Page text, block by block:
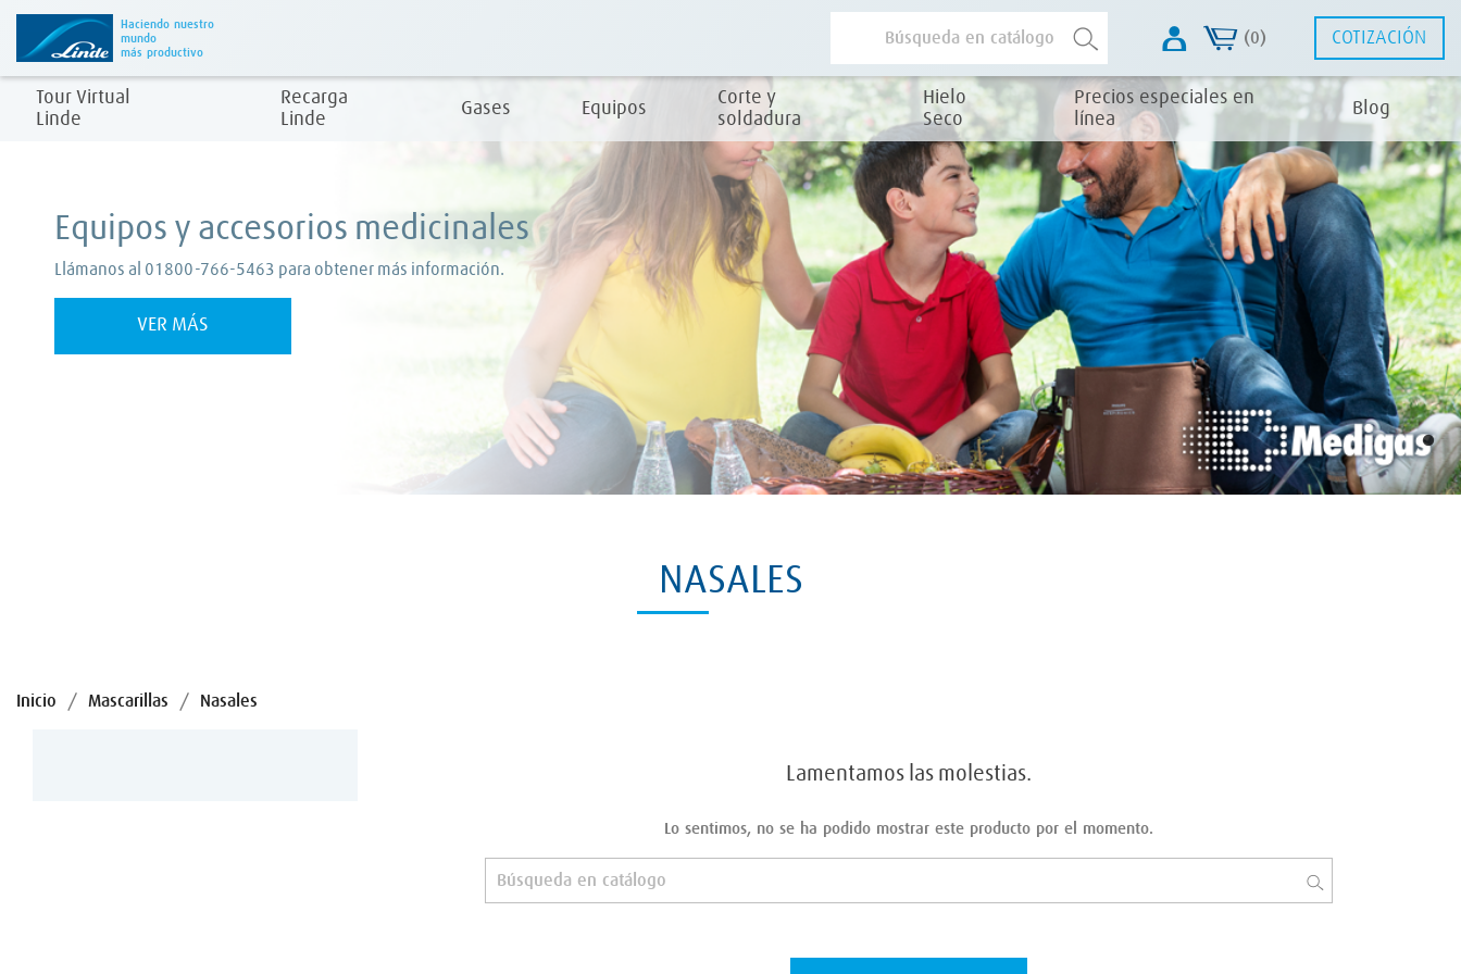
Haciendo nuestro
mundo
más productivo
(0) COTIZACIÓN
Tour Virtual
Linde
Recarga
Linde
Gases Equipos
Corte y
soldadura
Hielo
Seco
Precios especiales en
línea
Blog
Equipos y accesorios medicinales
Llámanos al 01800-766-5463 para obtener más información.
VER MÁS
NASALES
Inicio Mascarillas Nasales
Lamentamos las molestias.
Lo sentimos, no se ha podido mostrar este producto por el momento.